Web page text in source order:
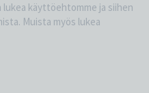
käyttöehtomme ja siihen
Muista myös lukea